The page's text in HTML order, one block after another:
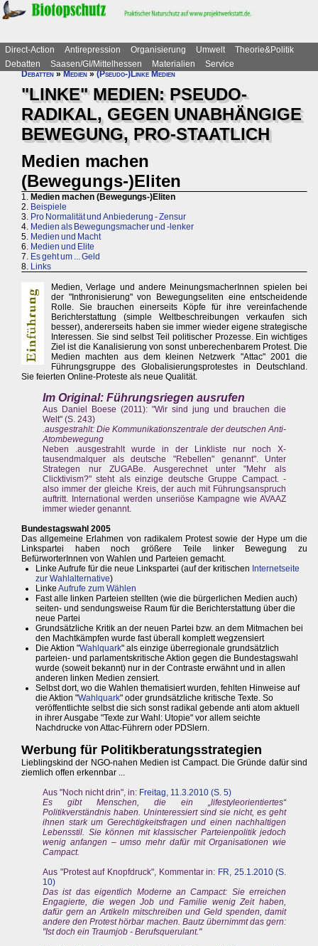
Direct-Action Antirepression Organisierung Umwelt
Theorie&Politik
Debatten
Saasen/GI/Mittelhessen Materialien
Service
Debatten»Medien»(Pseudo-)Linke Medien
"LINKE" MEDIEN: PSEUDO-
RADIKAL, GEGEN UNABHÄNGIGE
BEWEGUNG, PRO-STAATLICH
Medien machen
(Bewegungs-)Eliten
1. Medien machen (Bewegungs-)Eliten
2. Beispiele
3. Pro Normalität und Anbiederung - Zensur
4. Medien als Bewegungsmacher und -lenker
5. Medien und Macht
6. Medien und Elite
7. Es geht um ... Geld
8. Links
Medien, Verlage und andere MeinungsmacherInnen spielen bei
der "Inthronisierung" von Bewegungseliten eine entscheidende
Rolle. Sie brauchen einerseits Köpfe für ihre vereinfachende
Berichterstattung (simple Weltbeschreibungen verkaufen sich
besser), andererseits haben sie immer wieder eigene strategische
Interessen. Sie sind selbst Teil politischer Prozesse. Ein wichtiges
Ziel ist die Kanalisierung von sonst unberechenbarem Protest. Die
Medien machten aus dem kleinen Netzwerk "Attac" 2001 die
Führungsgruppe des Globalisierungsprotestes in Deutschland.
Sie feierten Online-Proteste als neue Qualität.
Im Original: Führungsriegen ausrufen
Aus Daniel Boese (2011): "Wir sind jung und brauchen die
Welt" (S. 243)
.ausgestrahlt: Die Kommunikationszentrale der deutschen Anti-
Atombewegung
Neben .ausgestrahlt wurde in der Linkliste nur noch X-
tausendmalquer als deutsche "Rebellen" genannt". Unter
Strategen nur ZUGABe. Ausgerechnet unter "Mehr als
Clicktivism?" steht als einzige deutsche Gruppe Campact. -
also immer der gleiche Kreis, der auch mit Führungsanspruch
auftritt. International werden unseriöse Kampagne wie AVAAZ
immer wieder genannt.
Bundestagswahl 2005
Das allgemeine Erlahmen von radikalem Protest sowie der Hype um die
Linkspartei haben noch größere Teile linker Bewegung zu
BefürworterInnen von Wahlen und Parteien gemacht.
Linke Aufrufe für die neue Linkspartei (auf der kritischen Internetseite
zur Wahlalternative)
Linke Aufrufe zum Wählen
Fast alle linken Parteien stellten (wie die bürgerlichen Medien auch)
seiten- und sendungsweise Raum für die Berichterstattung über die
neue Partei
Grundsätzliche Kritik an der neuen Partei bzw. an dem Mitmachen bei
den Machtkämpfen wurde fast überall komplett wegzensiert
Die Aktion "Wahlquark" als einzige überregionale grundsätzlich
parteien- und parlamentskritische Aktion gegen die Bundestagswahl
wurde (soweit bekannt) nur in der Contraste erwähnt und in allen
anderen linken Medien zensiert.
Selbst dort, wo die Wahlen thematisiert wurden, fehlten Hinweise auf
die Aktion "Wahlquark" oder grundsätzliche kritische Texte. So
veröffentlichte selbst die sich sonst radikal gebende anti atom aktuell
in ihrer Ausgabe "Texte zur Wahl: Utopie" vor allem seichte
Nachdrucke von Attac-Führern oder PDSlern.
Werbung für Politikberatungsstrategien
Lieblingskind der NGO-nahen Medien ist Campact. Die Gründe dafür sind
ziemlich offen erkennbar ...
Aus "Noch nicht drin", in: Freitag, 11.3.2010 (S. 5)
Es gibt Menschen, die ein „lifestyleorientiertes“
Politikverständnis haben. Uninteressiert sind sie nicht, es geht
ihnen stark um Gerechtigkeitsfragen und einen nachhaltigen
Lebensstil. Sie können mit klassischer Parteienpolitik jedoch
wenig anfangen – umso mehr dafür mit Organisationen wie
Campact.
Aus "Protest auf Knopfdruck", Kommentar in: FR, 25.1.2010 (S.
10)
Das ist das eigentlich Moderne an Campact: Sie erreichen
Engagierte, die wegen Job und Familie wenig Zeit haben,
dafür gern an Artikeln mitschreiben und Geld spenden, damit
andere den Protest hörbar machen. Bautz übernimmt das gern:
"Ist doch ein Traumjob - Berufsquerulant."